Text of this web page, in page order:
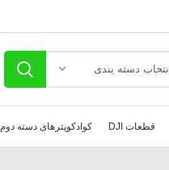
انتخاب دسته بندی
قطعات DJI کوادکوپترهای دسته دوم